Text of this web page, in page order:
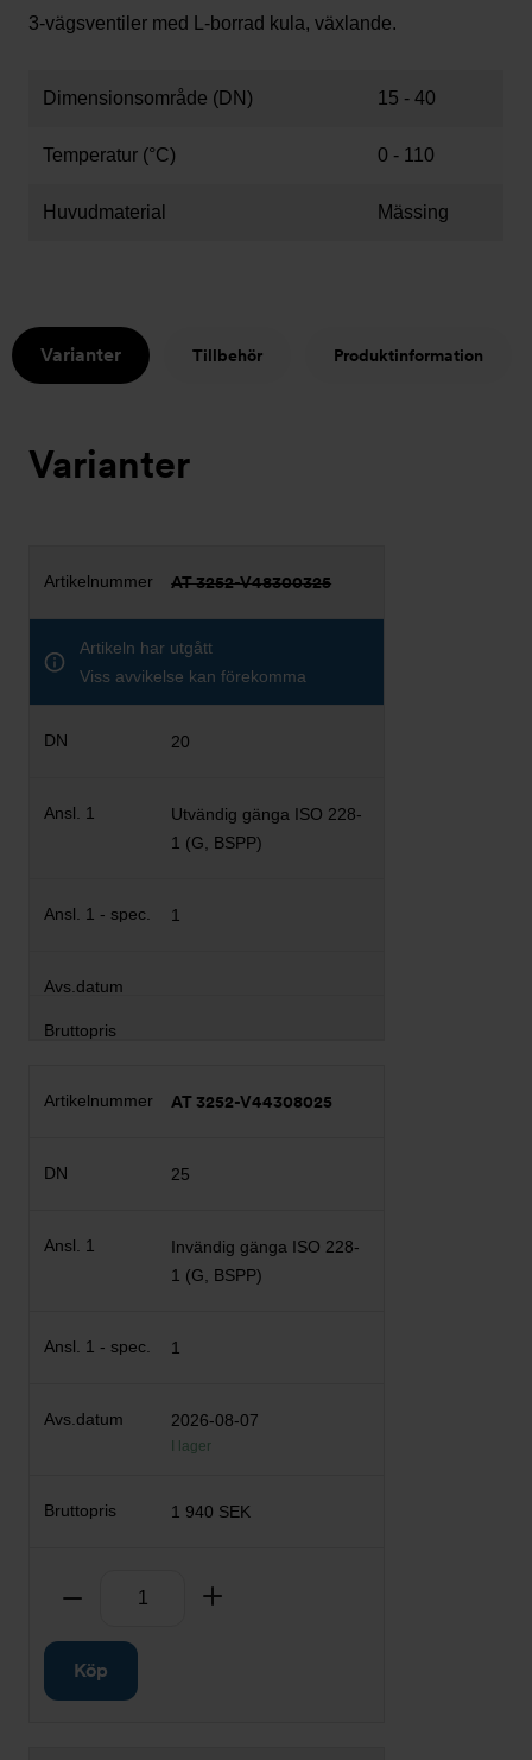
3-vägsventiler med L-borrad kula, växlande.
Dimensionsområde (DN) 15 - 40
Temperatur (°C) 0 - 110
Huvudmaterial Mässing
Varianter Tillbehör Produktinformation
Varianter
AT 3252-V48300325
Artikeln har utgått
Viss avvikelse kan förekomma
20
Utvändig gänga ISO 228-
1 (G, BSPP)
1
AT 3252-V44308025
25
Invändig gänga ISO 228-
1 (G, BSPP)
1
2026-08-07
I lager
1 940 SEK
Ta bort
Köp